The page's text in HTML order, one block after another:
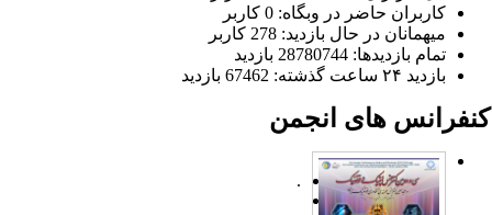
کاربران حاضر در وبگاه: 0 کاربر
میهمانان در حال بازدید: 278 کاربر
تمام بازدید‌ها: 28780744 بازدید
بازدید ۲۴ ساعت گذشته: 67462 بازدید
های انجمن
.